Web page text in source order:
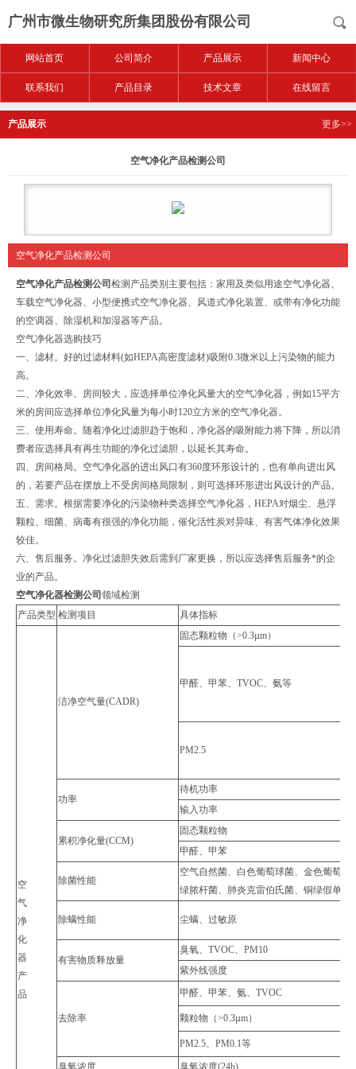
广州市微生物研究所集团股份有限公司
网站首页 公司简介 产品展示 新闻中心
联系我们 产品目录 技术文章 在线留言
产品展示 更多>>
空气净化产品检测公司
空气净化产品检测公司
空气净化产品检测公司检测产品类别主要包括：家用及类似用途空气净化器、
车载空气净化器、小型便携式空气净化器、风道式净化装置、或带有净化功能
的空调器、除湿机和加湿器等产品。
空气净化器选购技巧
一、滤材。好的过滤材料(如HEPA高密度滤材)吸附0.3微米以上污染物的能力
高。
二、净化效率。房间较大，应选择单位净化风量大的空气净化器，例如15平方
米的房间应选择单位净化风量为每小时120立方米的空气净化器。
三、使用寿命。随着净化过滤胆趋于饱和，净化器的吸附能力将下降，所以消
费者应选择具有再生功能的净化过滤胆，以延长其寿命。
四、房间格局。空气净化器的进出风口有360度环形设计的，也有单向进出风
的，若要产品在摆放上不受房间格局限制，则可选择环形进出风设计的产品。
五、需求。根据需要净化的污染物种类选择空气净化器，HEPA对烟尘、悬浮
颗粒、细菌、病毒有很强的净化功能，催化活性炭对异味、有害气体净化效果
较佳。
六、售后服务。净化过滤胆失效后需到厂家更换，所以应选择售后服务*的企
业的产品。
空气净化器检测公司领域检测
产品类型 检测项目 具体指标
空
气
净
化
器
产
品
洁净空气量(CADR)
固态颗粒物（>0.3µm）
甲醛、甲苯、TVOC、氨等
PM2.5
功率
待机功率
输入功率
累积净化量(CCM)
固态颗粒物
甲醛、甲苯
除菌性能
空气自然菌、白色葡萄球菌、金色葡萄
绿脓杆菌、肺炎克雷伯氏菌、铜绿假单胞
除螨性能 尘螨、过敏原
有害物质释放量
臭氧、TVOC、PM10
紫外线强度
去除率
甲醛、甲苯、氨、TVOC
颗粒物（>0.3µm）
PM2.5、PM0.1等
臭氧浓度 臭氧浓度(24h)